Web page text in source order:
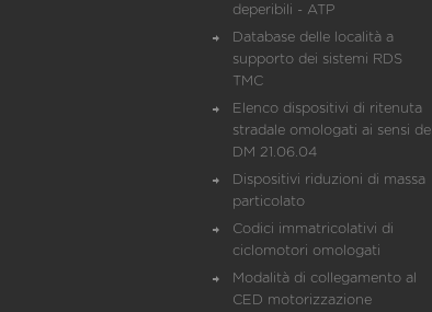
deperibili - ATP
Database delle località a
supporto dei sistemi RDS
TMC
Elenco dispositivi di ritenuta
stradale omologati ai sensi del
DM 21.06.04
Dispositivi riduzioni di massa
particolato
Codici immatricolativi di
ciclomotori omologati
Modalità di collegamento al
CED motorizzazione